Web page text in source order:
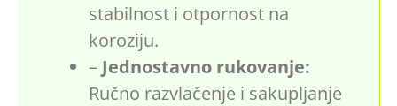
stabilnost i otpornost na
koroziju.
– Jednostavno rukovanje:
Ručno razvlačenje i sakupljanje